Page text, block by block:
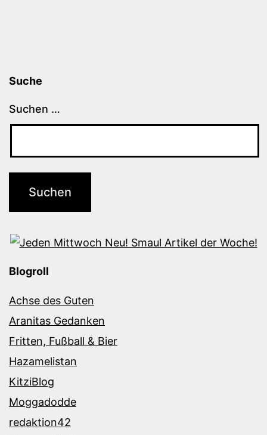
Suche
Suchen …
Blogroll
Achse des Guten
Aranitas Gedanken
Fritten, Fußball & Bier
Hazamelistan
KitziBlog
Moggadodde
redaktion42